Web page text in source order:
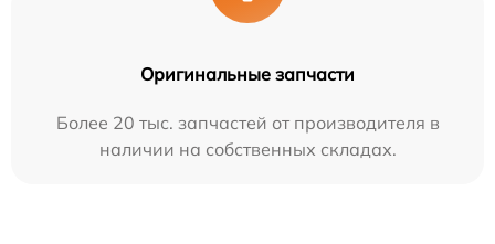
Оригинальные запчасти
Более 20 тыс. запчастей от производителя в
наличии на собственных складах.